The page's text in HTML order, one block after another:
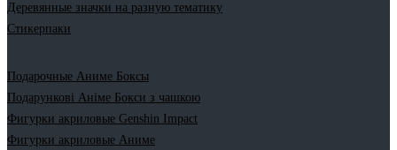
Деревянные значки на разную тематику
Стикерпаки
Подарочные Аниме Боксы
Подарункові Аніме Бокси з чашкою
Фигурки акриловые Genshin Impact
Фигурки акриловые Аниме